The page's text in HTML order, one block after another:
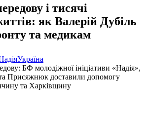
і тисячі
як Валерій Дубіль
та медикам
Україна